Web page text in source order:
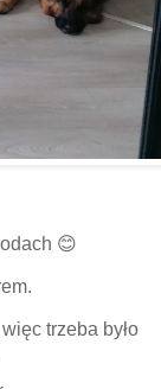
😊
trzeba było